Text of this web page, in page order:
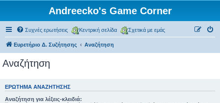
Andreecko's Game Corner
Συχνές ερωτήσεις Κεντρική σελίδα Σχετικά με εμάς
Ευρετήριο Δ. Συζήτησης Αναζήτηση
Αναζήτηση
ΕΡΏΤΗΜΑ ΑΝΑΖΉΤΗΣΗΣ
Αναζήτηση για λέξεις-κλειδιά: